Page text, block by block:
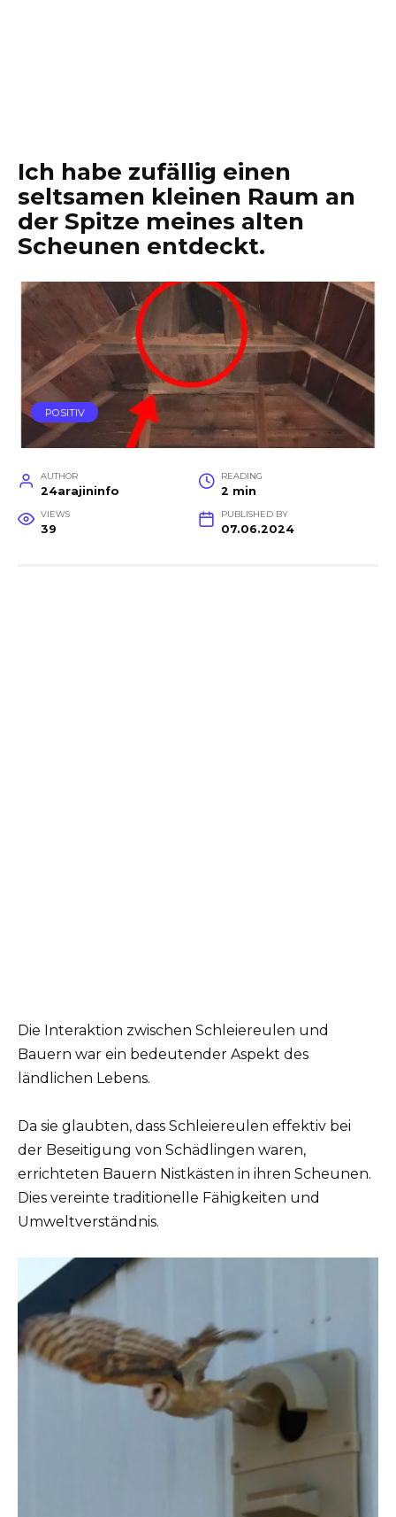
Ich habe zufällig einen
seltsamen kleinen Raum an
der Spitze meines alten
Scheunen entdeckt.
POSITIV
AUTHOR
24arajininfo
READING
2 min
VIEWS
39
PUBLISHED BY
07.06.2024
Die Interaktion zwischen Schleiereulen und
Bauern war ein bedeutender Aspekt des
ländlichen Lebens.
Da sie glaubten, dass Schleiereulen effektiv bei
der Beseitigung von Schädlingen waren,
errichteten Bauern Nistkästen in ihren Scheunen.
Dies vereinte traditionelle Fähigkeiten und
Umweltverständnis.